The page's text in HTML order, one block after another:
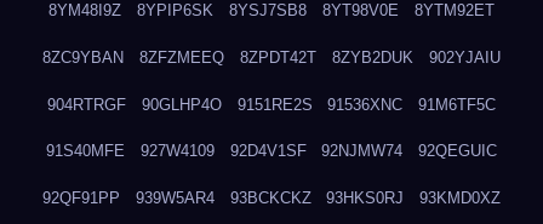
8YM48I9Z 8YPIP6SK 8YSJ7SB8 8YT98V0E 8YTM92ET
8ZC9YBAN 8ZFZMEEQ 8ZPDT42T 8ZYB2DUK 902YJAIU
904RTRGF 90GLHP4O 9151RE2S 91536XNC 91M6TF5C
91S40MFE 927W4109 92D4V1SF 92NJMW74 92QEGUIC
92QF91PP 939W5AR4 93BCKCKZ 93HKS0RJ 93KMD0XZ